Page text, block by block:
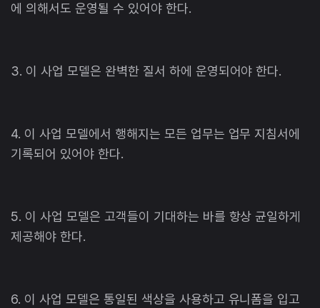
에 의해서도 운영될 수 있어야 한다.
3. 이 사업 모델은 완벽한 질서 하에 운영되어야 한다.
4. 이 사업 모델에서 행해지는 모든 업무는 업무 지침서에
기록되어 있어야 한다.
5. 이 사업 모델은 고객들이 기대하는 바를 항상 균일하게
제공해야 한다.
6. 이 사업 모델은 통일된 색상을 사용하고 유니폼을 입고